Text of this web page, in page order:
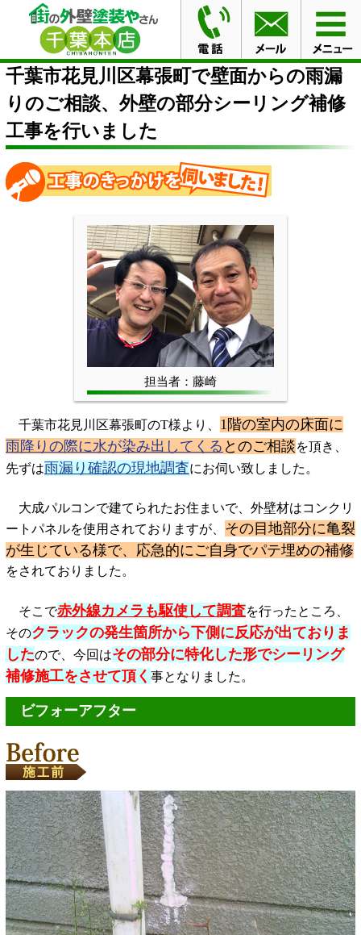
HOME 施工事例
千葉市花見川区幕張町で壁面からの雨
漏りのご相談、外壁の部分シーリング補修工事を行いました
千葉市花見川区幕張町で壁面からの雨漏
りのご相談、外壁の部分シーリング補修
工事を行いました
担当者：藤崎
千葉市花見川区幕張町のT様より、 1階の室内の床面に
雨降りの際に水が染み出してくる とのご相談を頂き、
先ずは雨漏り確認の現地調査にお伺い致しました。
大成パルコンで建てられたお住まいで、外壁材はコンクリ
ートパネルを使用されておりますが、 その目地部分に亀裂
が生じている様で、応急的にご自身でパテ埋めの補修
をされておりました。
そこで赤外線カメラも駆使して調査を行ったところ、
そのクラックの発生箇所から下側に反応が出ておりま
したので、今回はその部分に特化した形でシーリング
補修施工をさせて頂く 事となりました。
ビフォーアフター